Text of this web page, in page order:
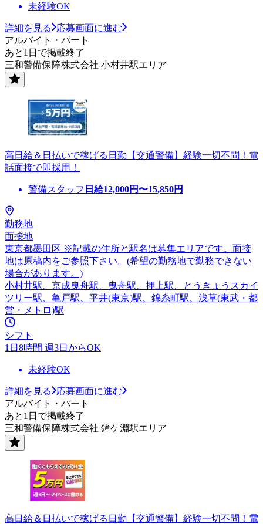
未経験OK
詳細を見る
応募画面に進む
アルバイト・パート
あと1日で掲載終了
三和警備保障株式会社 小村井駅エリア
高日給＆日払いで稼げる日勤【交通警備】経験一切不問！電
話面接で即採用！
警備スタッフ 日給12,000円〜15,850円
勤務地
面接地
東京都墨田区 ※記載の住所と駅名は募集エリアです。面接
地は原稿内をご参照下さい。(希望の勤務地で勤務できない
場合があります。)
小村井駅、京成曳舟駅、曳舟駅、押上駅、とうきょうスカイ
ツリー駅、亀戸駅、平井(東京)駅、錦糸町駅、浅草(東武・都
営・メトロ)駅
シフト
1日8時間 週3日からOK
未経験OK
詳細を見る
応募画面に進む
アルバイト・パート
あと1日で掲載終了
三和警備保障株式会社 鐘ケ淵駅エリア
高日給＆日払いで稼げる日勤【交通警備】経験一切不問！電